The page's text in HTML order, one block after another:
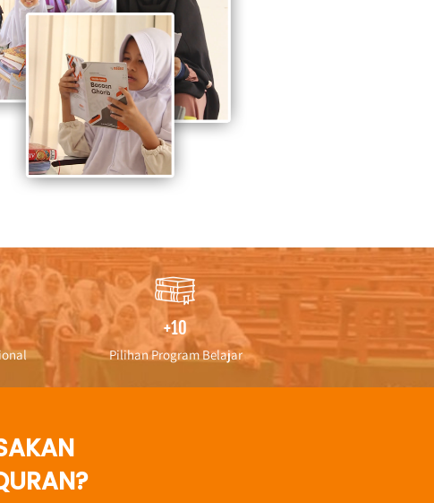
+10
Pilihan Program Belajar